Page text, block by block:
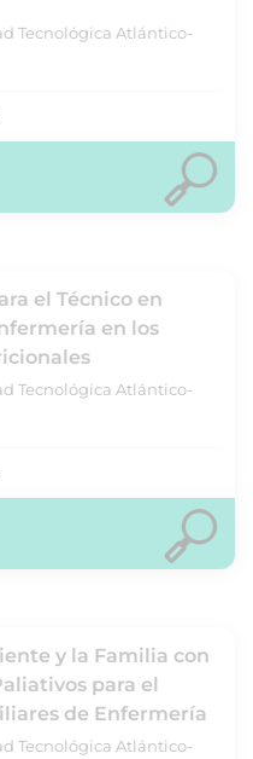
Tecnológica Atlántico-
el Técnico en
en los
Tecnológica Atlántico-
y la Familia con
para el
de Enfermería
Tecnológica Atlántico-